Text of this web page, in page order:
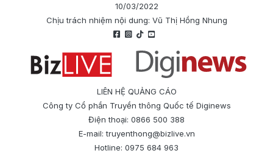
10/03/2022
Chịu trách nhiệm nội dung: Vũ Thị Hồng Nhung
LIÊN HỆ QUẢNG CÁO
Công ty Cổ phần Truyền thông Quốc tế Diginews
Điện thoại: 0866 500 388
E-mail:truyenthong@bizlive.vn
Hotline: 0975 684 963